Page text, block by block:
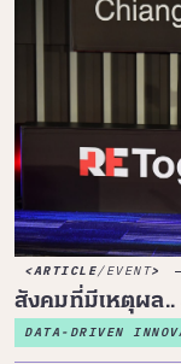
ARTICLE/EVENT
สังคมที่มีเหตุผล
DATA-DRIVEN